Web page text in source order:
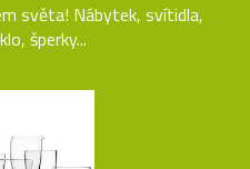
světa! Nábytek, svítidla,
šperky...